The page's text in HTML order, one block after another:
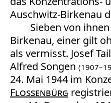
Auschwitz-Birkenau
Sieben von
Birkenau, einer gilt
als vermisst. Josef
Alfred Songen
24. Mai 1944 im
Flossenbürg